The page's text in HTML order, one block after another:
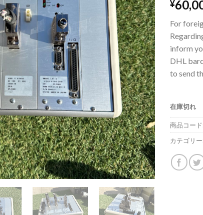
¥
For
inform
DHL
to send
在庫切れ
商品コー
カテゴリ